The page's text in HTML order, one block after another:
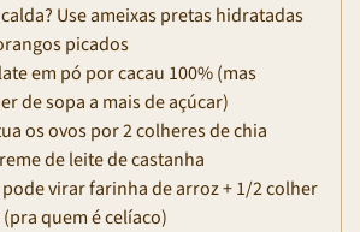
Use ameixas pretas hidratadas
picados
em pó por cacau 100% (mas
de sopa a mais de açúcar)
os ovos por 2 colheres de chia
de leite de castanha
virar farinha de arroz + 1/2 colher
quem é celíaco)